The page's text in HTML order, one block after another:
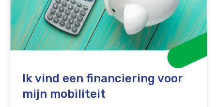
Ik vind een financiering voor
mijn mobiliteit